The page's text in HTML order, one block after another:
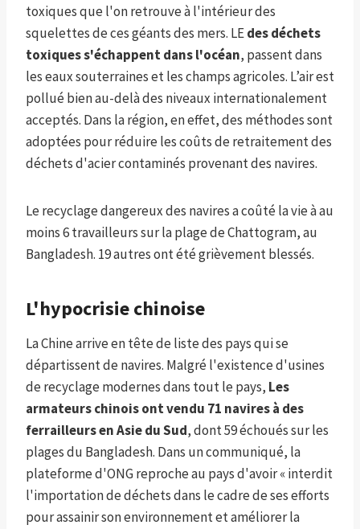
toxiques que l'on retrouve à l'intérieur des
squelettes de ces géants des mers. LEdes déchets
toxiques s'échappent dans l'océan, passent dans
les eaux souterraines et les champs agricoles. L’air est
pollué bien au-delà des niveaux internationalement
acceptés. Dans la région, en effet, des méthodes sont
adoptées pour réduire les coûts de retraitement des
déchets d'acier contaminés provenant des navires.
Le recyclage dangereux des navires a coûté la vie à au
moins 6 travailleurs sur la plage de Chattogram, au
Bangladesh. 19 autres ont été grièvement blessés.
L'hypocrisie chinoise
La Chine arrive en tête de liste des pays qui se
départissent de navires. Malgré l'existence d'usines
de recyclage modernes dans tout le pays, Les
armateurs chinois ont vendu 71 navires à des
ferrailleurs en Asie du Sud, dont 59 échoués sur les
plages du Bangladesh. Dans un communiqué, la
plateforme d'ONG reproche au pays d'avoir « interdit
l'importation de déchets dans le cadre de ses efforts
pour assainir son environnement et améliorer la